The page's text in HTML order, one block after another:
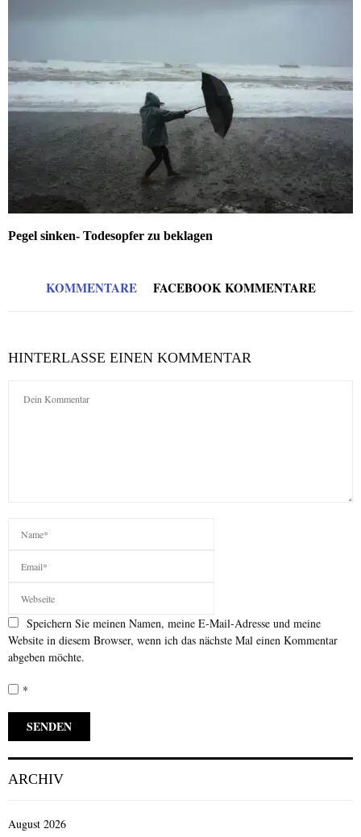
Pegel sinken- Todesopfer zu beklagen
KOMMENTARE FACEBOOK KOMMENTARE
HINTERLASSE EINEN KOMMENTAR
Speichern Sie meinen Namen, meine E-Mail-Adresse und meine
Website in diesem Browser, wenn ich das nächste Mal einen Kommentar
abgeben möchte.
*
ARCHIV
August 2026